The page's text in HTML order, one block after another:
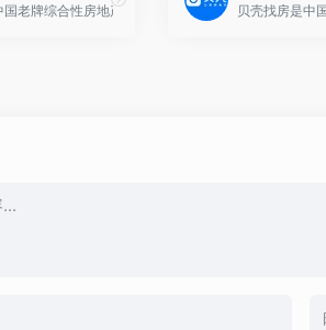
国老牌综合性房地产信息平台，覆盖全国500+城市，
贝壳找房是中